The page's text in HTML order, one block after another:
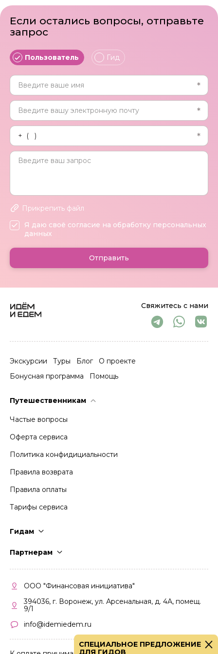
Свяжитесь с нами
Экскурсии Туры Блог
О проекте
Бонусная программа
Помощь
Путешественникам
Частые вопросы
Оферта сервиса
Политика конфидициальности
Правила возврата
Правила оплаты
Тарифы сервиса
Гидам
Партнерам
Кабинет партнера
Правила участия
ООО "Финансовая инициатива"
394036, г. Воронеж, ул. Арсенальная, д. 4А, помещ.
9/1
info@idemiedem.ru
Если остались вопросы, отправьте
запрос
Пользователь Гид
Прикрепить файл
Я даю своё согласие на обработку персональных
данных
Отправить
СПЕЦИАЛЬНОЕ ПРЕДЛОЖЕНИЕ